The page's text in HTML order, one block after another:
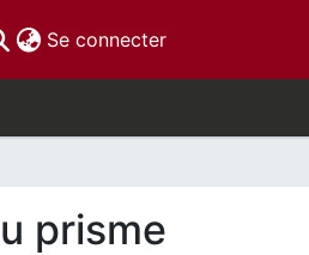
Se connecter(current)
prisme